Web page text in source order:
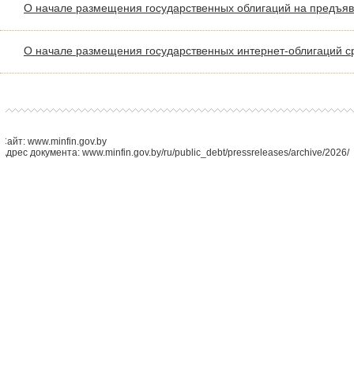
О начале размещения государственных облигаций на
О начале размещения государственных интернет-облигаций
Сайт: www.minfin.gov.by
Адрес документа: www.minfin.gov.by/ru/public_debt/pressreleases/archive/2026/